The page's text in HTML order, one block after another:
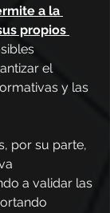
a la
propios
el
y las
por su parte,
a validar las